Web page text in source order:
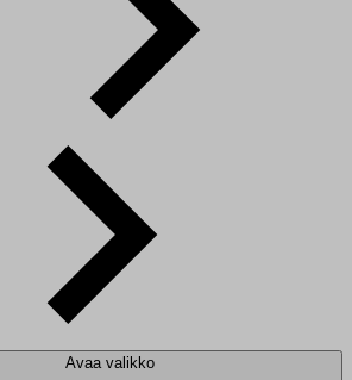
Avaa valikko